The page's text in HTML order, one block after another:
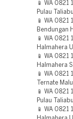
📱 WA
Pulau
📱 WA
Bendungan
📱 WA
Halmahera
📱 WA
Halmahera
📱 WA
Ternate
📱 WA
Pulau
📱 WA